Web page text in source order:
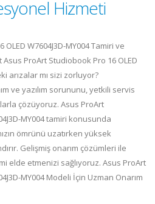
Hizmeti
W7604J3D-MY004 Tamiri ve
ProArt Studiobook Pro 16 OLED
arızalar mı sizi zorluyor?
ve yazılım sorununu, yetkili servis
çözüyoruz. Asus ProArt
MY004 tamiri konusunda
ömrünü uzatırken yüksek
Gelişmiş onarım çözümleri ile
elde etmenizi sağlıyoruz. Asus ProArt
MY004 Modeli İçin Uzman Onarım